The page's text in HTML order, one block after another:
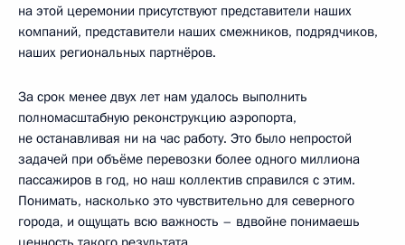
на этой церемонии присутствуют представители наших
компаний, представители наших смежников, подрядчиков,
наших региональных партнёров.
За срок менее двух лет нам удалось выполнить
полномасштабную реконструкцию аэропорта,
не останавливая ни на час работу. Это было непростой
задачей при объёме перевозки более одного миллиона
пассажиров в год, но наш коллектив справился с этим.
Понимать, насколько это чувствительно для северного
города, и ощущать всю важность – вдвойне понимаешь